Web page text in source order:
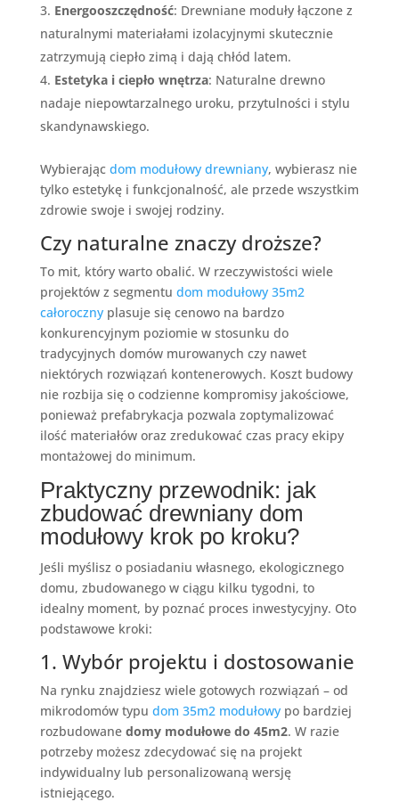
Energooszczędność: Drewniane moduły łączone z
naturalnymi materiałami izolacyjnymi skutecznie
zatrzymują ciepło zimą i dają chłód latem.
Estetyka i ciepło wnętrza: Naturalne drewno
nadaje niepowtarzalnego uroku, przytulności i stylu
skandynawskiego.
Wybierając dom modułowy drewniany, wybierasz nie
tylko estetykę i funkcjonalność, ale przede wszystkim
zdrowie swoje i swojej rodziny.
Czy naturalne znaczy droższe?
To mit, który warto obalić. W rzeczywistości wiele
projektów z segmentu dom modułowy 35m2
całorocznyplasuje się cenowo na bardzo
konkurencyjnym poziomie w stosunku do
tradycyjnych domów murowanych czy nawet
niektórych rozwiązań kontenerowych. Koszt budowy
nie rozbija się o codzienne kompromisy jakościowe,
ponieważ prefabrykacja pozwala zoptymalizować
ilość materiałów oraz zredukować czas pracy ekipy
montażowej do minimum.
Praktyczny przewodnik: jak
zbudować drewniany dom
modułowy krok po kroku?
Jeśli myślisz o posiadaniu własnego, ekologicznego
domu, zbudowanego w ciągu kilku tygodni, to
idealny moment, by poznać proces inwestycyjny. Oto
podstawowe kroki:
1. Wybór projektu i dostosowanie
Na rynku znajdziesz wiele gotowych rozwiązań – od
mikrodomów typu dom 35m2 modułowypo bardziej
rozbudowane domy modułowe do 45m2. W razie
potrzeby możesz zdecydować się na projekt
indywidualny lub personalizowaną wersję
istniejącego.